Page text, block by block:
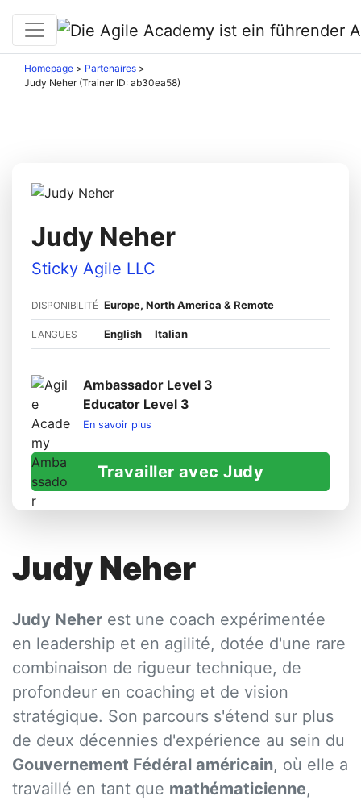
Homepage > Partenaires >
Judy Neher (Trainer ID: ab30ea58)
Judy Neher
Sticky Agile LLC
DISPONIBILITÉ Europe, North America & Remote
LANGUES English Italian
Ambassador Level 3
Educator Level 3
En savoir plus
Travailler avec Judy
Judy Neher
Judy Neher est une coach expérimentée
en leadership et en agilité, dotée d'une rare
combinaison de rigueur technique, de
profondeur en coaching et de vision
stratégique. Son parcours s'étend sur plus
de deux décennies d'expérience au sein du
Gouvernement Fédéral américain, où elle a
travaillé en tant que mathématicienne,